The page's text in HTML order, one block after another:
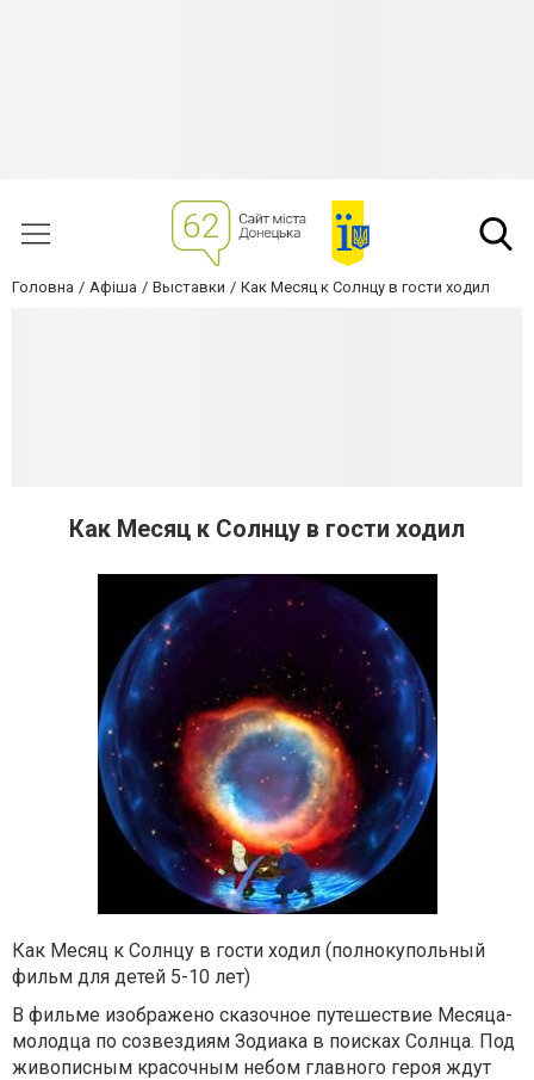
Головна Афіша Выставки Как Месяц к Солнцу в гости ходил
Как Месяц к Солнцу в гости ходил
Как Месяц к Солнцу в гости ходил (полнокупольный
фильм для детей 5-10 лет)
В фильме изображено сказочное путешествие Месяца-
молодца по созвездиям Зодиака в поисках Солнца. Под
живописным красочным небом главного героя ждут